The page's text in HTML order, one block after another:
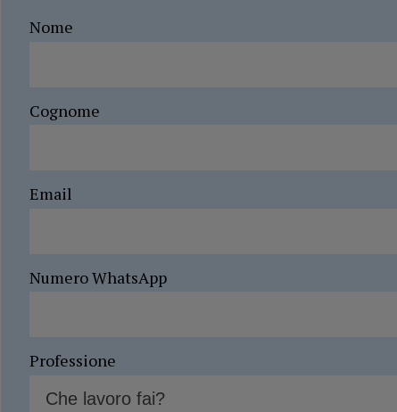
Nome
Cognome
Email
Numero WhatsApp
Professione